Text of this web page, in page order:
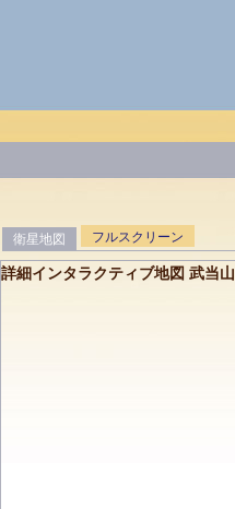
衛星地図 フルスクリーン
詳細インタラクティブ地図 武当山